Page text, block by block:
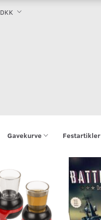
DKK
Gavekurve Festartikler